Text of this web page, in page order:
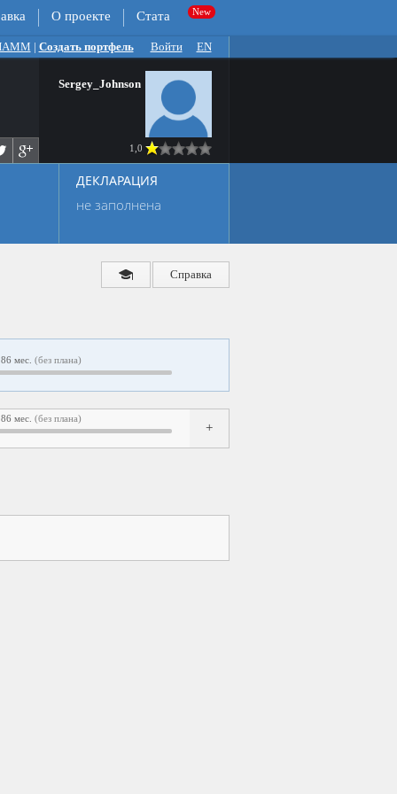
О проекте Стата
| Создать портфель Войти EN
Sergey_Johnson
1,0
ДЕКЛАРАЦИЯ
не заполнена
Справка
86 мес. (без плана)
86 мес. (без плана)